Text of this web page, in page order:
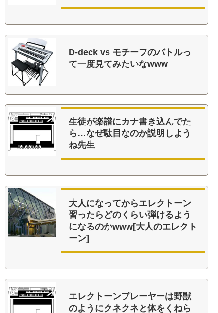
D-deck vs モチーフのバトルっ
て一度見てみたいなwww
生徒が楽譜にカナ書き込んでた
ら…なぜ駄目なのか説明しよう
ね先生
大人になってからエレクトーン
習ったらどのくらい弾けるよう
になるのかwww[大人のエレクト
ーン]
エレクトーンプレーヤーは野獣
のようにクネクネと体をくねら